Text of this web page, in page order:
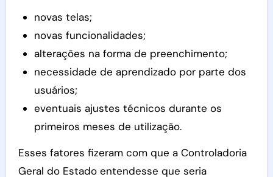
novas telas;
novas funcionalidades;
alterações na forma de preenchimento;
necessidade de aprendizado por parte dos
usuários;
eventuais ajustes técnicos durante os
primeiros meses de utilização.
Esses fatores fizeram com que a Controladoria
Geral do Estado entendesse que seria